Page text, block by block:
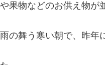
果物などのお供え物が
の舞う寒い朝で、昨年